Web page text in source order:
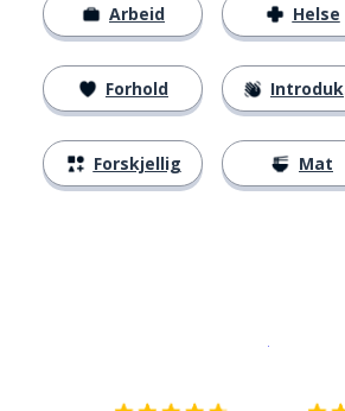
Arbeid
Forhold
Forskjellig
Helse
Introduksjoner
Mat